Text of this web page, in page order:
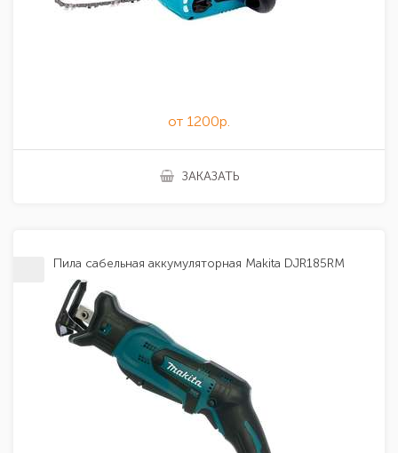
от 1200р.
ЗАКАЗАТЬ
Пила сабельная аккумуляторная Makita DJR185RM